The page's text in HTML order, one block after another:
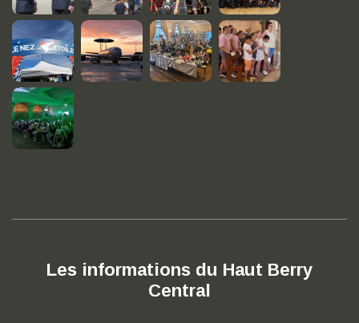
Les informations du Haut Berry
Central